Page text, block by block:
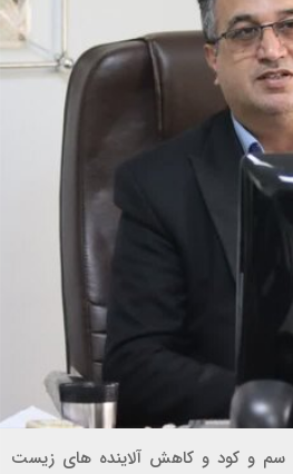
سم و کود و کاهش آلاینده های زیست